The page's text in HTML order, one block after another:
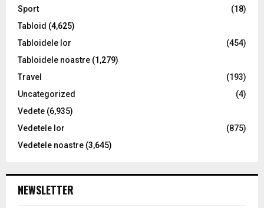
Sport
(18)
Tabloid (4,625)
Tabloidele lor
(454)
Tabloidele noastre (1,279)
Travel
(193)
Uncategorized
(4)
Vedete (6,935)
Vedetele lor
(875)
Vedetele noastre (3,645)
NEWSLETTER